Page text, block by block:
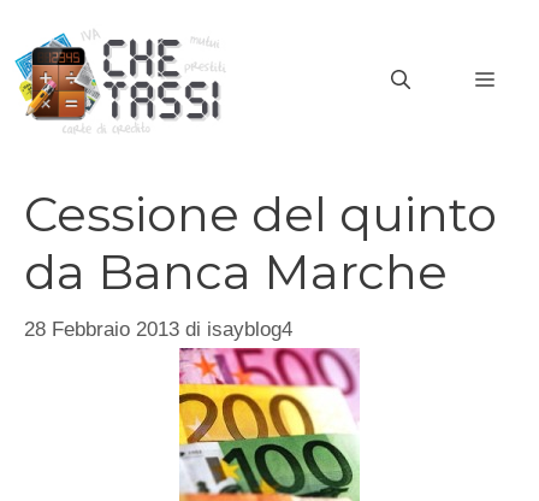
contenuto
Cessione del quinto
da Banca Marche
28 Febbraio 2013 di isayblog4